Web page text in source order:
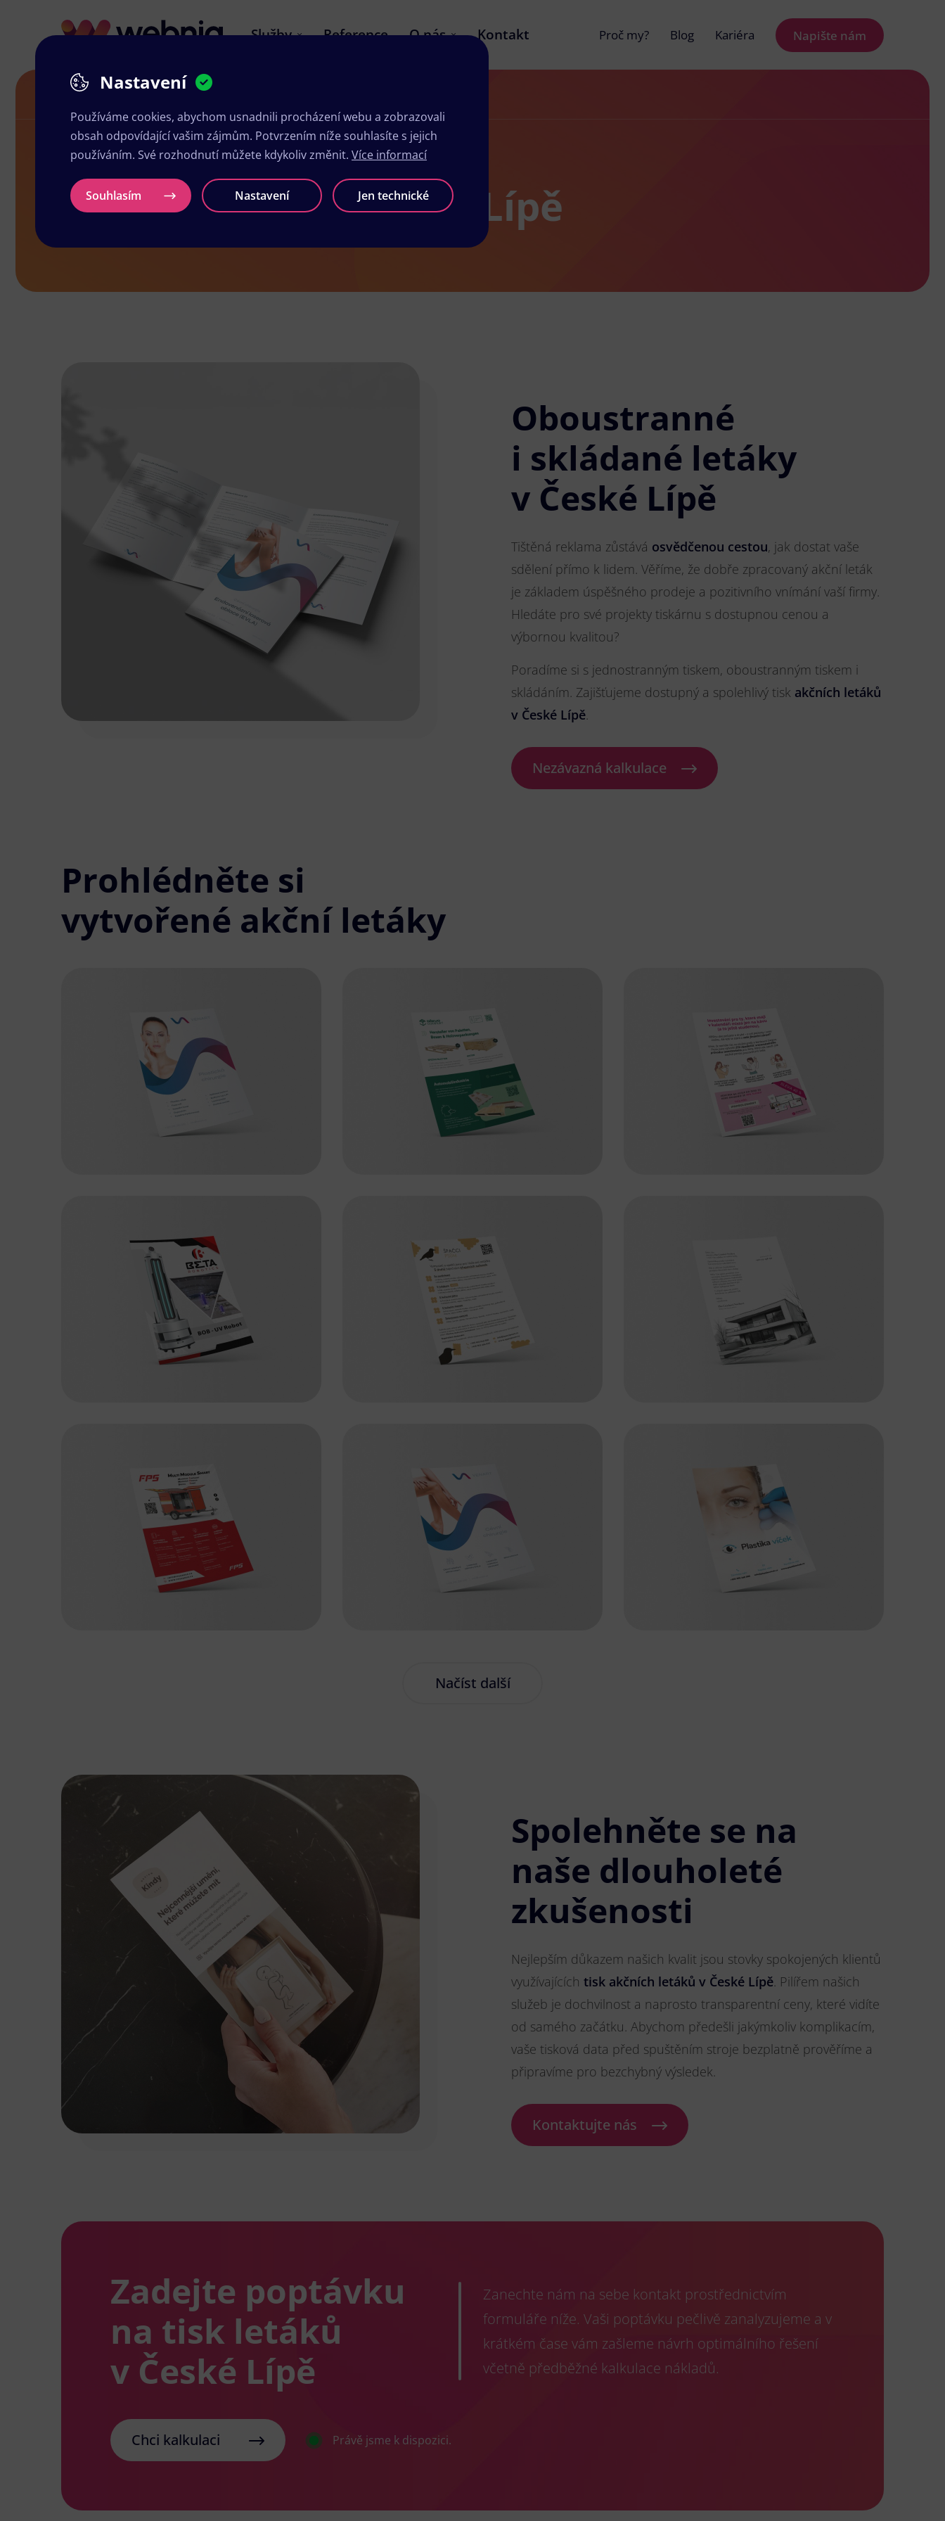
Služby Reference O nás Kontakt Proč my? Blog Kariéra Napište nám
Akční letáky v České Lípě
Akční letáky v České Lípě
Oboustranné
i skládané letáky
v České Lípě
Tištěná reklama zůstává osvědčenou cestou, jak dostat vaše
sdělení přímo k lidem. Věříme, že dobře zpracovaný akční leták
je základem úspěšného prodeje a pozitivního vnímání vaší firmy.
Hledáte pro své projekty tiskárnu s dostupnou cenou a
výbornou kvalitou?
Poradíme si s jednostranným tiskem, oboustranným tiskem i
skládáním. Zajišťujeme dostupný a spolehlivý tisk akčních letáků
v České Lípě.
Nezávazná kalkulace
Prohlédněte si
vytvořené akční letáky
Načíst další
Spolehněte se na
naše dlouholeté
zkušenosti
Nejlepším důkazem našich kvalit jsou stovky spokojených klientů
využívajících tisk akčních letáků v České Lípě. Pilířem našich
služeb je dochvilnost a naprosto transparentní ceny, které vidíte
od samého začátku. Abychom předešli jakýmkoliv komplikacím,
vaše tisková data před spuštěním stroje bezplatně prověříme a
připravíme pro bezchybný výsledek.
Kontaktujte nás
Zadejte poptávku
na tisk letáků
v České Lípě
Zanechte nám na sebe kontakt prostřednictvím
formuláře níže. Vaši poptávku pečlivě zanalyzujeme a v
krátkém čase vám zašleme návrh optimálního řešení
včetně předběžné kalkulace nákladů.
Chci kalkulaci Právě jsme k dispozici.
Nastavení
Používáme cookies, abychom usnadnili procházení webu a zobrazovali
obsah odpovídající vašim zájmům. Potvrzením níže souhlasíte s jejich
používáním. Své rozhodnutí můžete kdykoliv změnit. Více informací
Souhlasím Nastavení Jen technické